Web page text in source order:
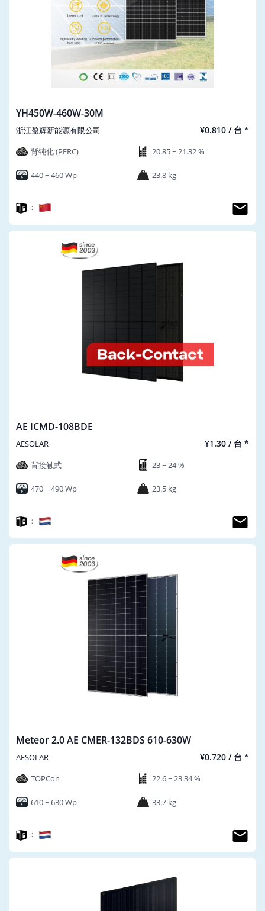
YH450W-460W-30M
浙江盈辉新能源有限公司 ¥0.810 / 台 *
背钝化 (PERC) 20.85 ~ 21.32 %
440 ~ 460 Wp 23.8 kg
：
AE ICMD-108BDE
AESOLAR ¥1.30 / 台 *
背接触式 23 ~ 24 %
470 ~ 490 Wp 23.5 kg
：
Meteor 2.0 AE CMER-132BDS 610-630W
AESOLAR ¥0.720 / 台 *
TOPCon 22.6 ~ 23.34 %
610 ~ 630 Wp 33.7 kg
：